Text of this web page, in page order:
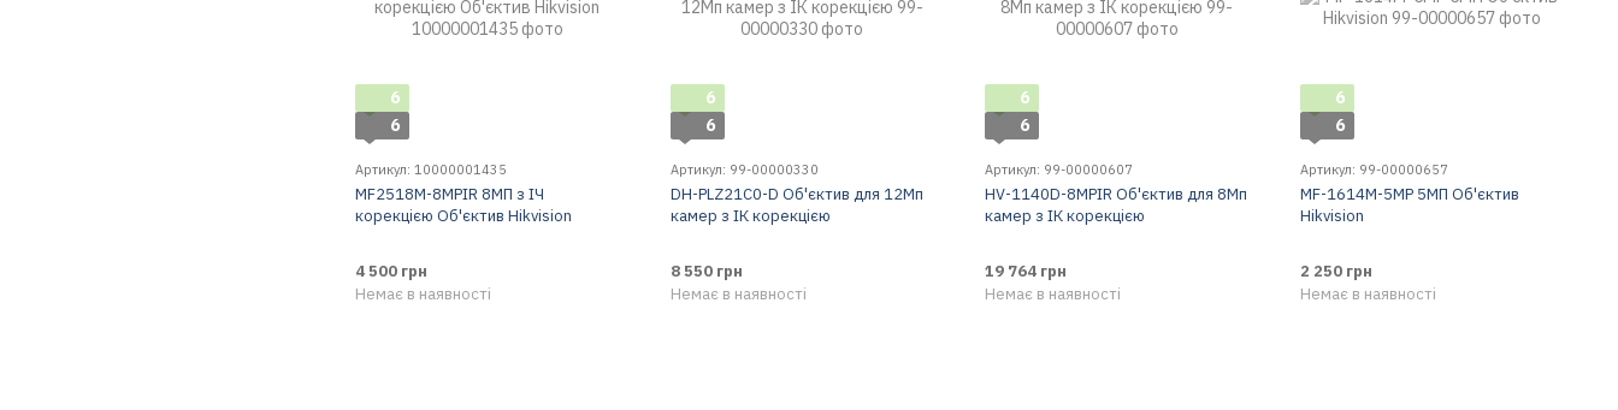
6
6
Артикул: 10000001435
MF2518M-8MPIR 8МП з ІЧ
корекцією Об'єктив Hikvision
4 500 грн
Немає в наявності
6
6
Артикул: 99-00000330
DH-PLZ21C0-D Об'єктив для 12Мп
камер з ІК корекцією
8 550 грн
Немає в наявності
6
6
Артикул: 99-00000607
HV-1140D-8MPIR Об'єктив для 8Мп
камер з ІК корекцією
19 764 грн
Немає в наявності
6
6
Артикул: 99-00000657
MF-1614M-5MP 5МП Об'єктив
Hikvision
2 250 грн
Немає в наявності